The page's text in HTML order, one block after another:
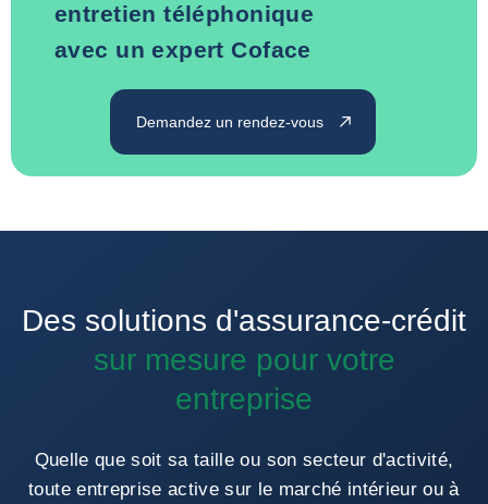
entretien téléphonique
avec un expert Coface
Demandez un rendez-vous
Des solutions d'assurance-crédit
sur mesure pour votre
entreprise
Quelle que soit sa taille ou son secteur d'activité,
toute entreprise active sur le marché intérieur ou à